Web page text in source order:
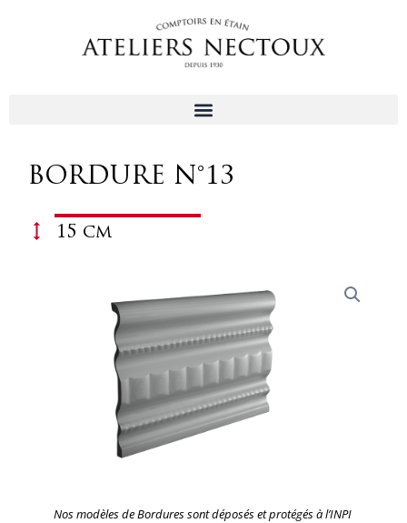
BORDURE N°13
15 cm
Nos modèles de Bordures sont déposés et protégés à l’INPI